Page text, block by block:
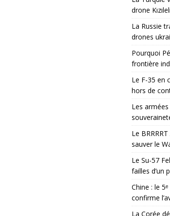
drone
La Russie
drones
Pourquoi
frontière
Le F-35 en
hors de
Les
Le
sauver le
Le Su-57
failles d’un
Chine : le
confirme
La Corée